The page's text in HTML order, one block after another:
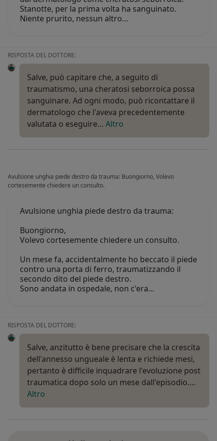
Stanotte, per la prima volta ha sanguinato.
Niente prurito, nessun altro…
RISPOSTA DEL DOTTORE:
Salve, può capitare che, a seguito di
traumatismo, una cheratosi seborroica possa
sanguinare. Ad ogni modo, può ricontattare il
dermatologo che l'aveva precedentemente
valutata o eseguire… Altro
Avulsione unghia piede destro da trauma: Buongiorno, Volevo
cortesemente chiedere un consulto.
Avulsione unghia piede destro da trauma:
Buongiorno,
Volevo cortesemente chiedere un consulto.
Un mese fa, accidentalmente ho beccato il piede
contro una porta di ferro, traumatizzando il
secondo dito del piede destro.
Sono andata in ospedale, non c'era…
RISPOSTA DEL DOTTORE:
Salve, anzitutto è bene precisare che la crescita
dell'annesso ungueale è lenta e richiede mesi,
pertanto è difficile inquadrare l'evoluzione post
traumatica dopo solo un mese dall'episodio.…
Altro